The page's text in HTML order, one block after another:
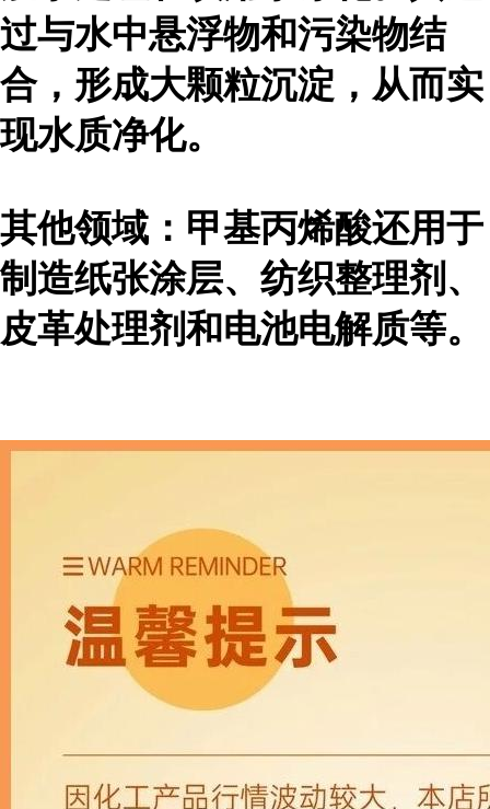
过与水中悬浮物和污染物结
合，形成大颗粒沉淀，从而实
现水质净化。
其他领域：甲基丙烯酸还用于
制造纸张涂层、纺织整理剂、
皮革处理剂和电池电解质等。